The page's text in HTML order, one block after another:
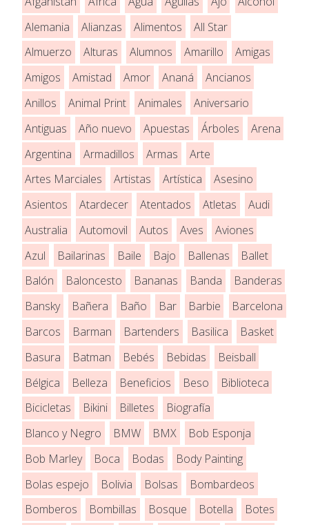
Alemania
Alianzas Alimentos
All Star
Almuerzo
Alturas Alumnos Amarillo
Amigas
Amigos
Amistad Amor Ananá
Ancianos
Anillos
Animal Print Animales
Aniversario
Antiguas
Año nuevo Apuestas Árboles
Arena
Argentina
Armadillos Armas
Arte
Artes Marciales
Artistas Artística
Asesino
Asientos
Atardecer Atentados Atletas
Audi
Australia
Automovil Autos Aves
Aviones
Azul
Bailarinas Baile Bajo Ballenas
Ballet
Balón
Baloncesto Bananas Banda
Banderas
Bansky
Bañera Baño Bar Barbie
Barcelona
Barcos
Barman Bartenders Basilica
Basket
Basura
Batman Bebés Bebidas
Beisball
Bélgica
Belleza Beneficios Beso
Biblioteca
Bicicletas
Bikini Billetes
Biografía
Blanco y Negro
BMW BMX
Bob Esponja
Bob Marley
Boca Bodas
Body Painting
Bolas espejo
Bolivia Bolsas
Bombardeos
Bomberos
Bombillas Bosque Botella
Botes